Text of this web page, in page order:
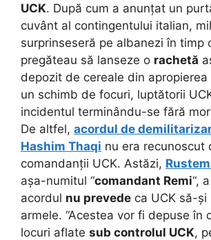
UCK. După cum a anunțat un
cuvânt al contingentului italian,
surprinseseră pe albanezi în timp
pregăteau să lanseze o rachetă
depozit de cereale din apropierea
un schimb de focuri, luptătorii
incidentul terminându-se fără
De altfel, acordul de
Hashim Thaqi nu era recunoscut
comandanții UCK. Astăzi,
așa-numitul “comandant Remi“,
acordul nu prevede ca UCK să-și
armele. “Acestea vor fi depuse în
locuri aflate sub controlul UCK,